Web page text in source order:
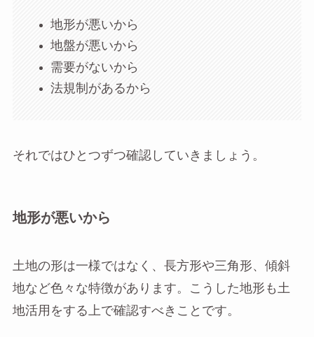
地形が悪いから
地盤が悪いから
需要がないから
法規制があるから
それではひとつずつ確認していきましょう。
地形が悪いから
土地の形は一様ではなく、長方形や三角形、傾斜
地など色々な特徴があります。こうした地形も土
地活用をする上で確認すべきことです。